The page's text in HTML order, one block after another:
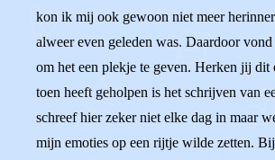
kon ik mij ook gewoon niet meer
alweer even geleden was. Daardoor
om het een plekje te geven. Herken jij dit
toen heeft geholpen is het schrijven van
schreef hier zeker niet elke dag in maar
mijn emoties op een rijtje wilde zetten.